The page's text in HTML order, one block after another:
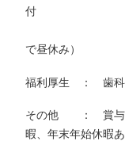
（１３
で昼休み）
福利厚生 ： 歯科
その他 ： 賞与年
暇、年末年始休暇